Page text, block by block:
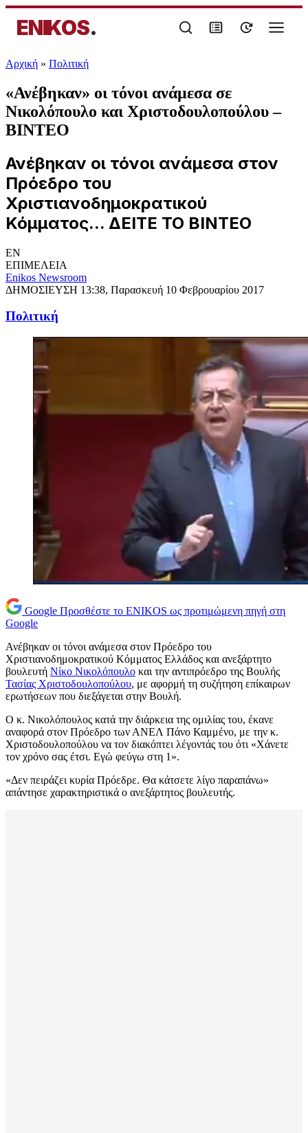
ENIKOS.
Αρχική » Πολιτική
«Ανέβηκαν» οι τόνοι ανάμεσα σε
Νικολόπουλο και Χριστοδουλοπούλου –
ΒΙΝΤΕΟ
Ανέβηκαν οι τόνοι ανάμεσα στον
Πρόεδρο του
Χριστιανοδημοκρατικού
Κόμματος... ΔΕΙΤΕ ΤΟ ΒΙΝΤΕΟ
EN
ΕΠΙΜΕΛΕΙΑ
Enikos Newsroom
ΔΗΜΟΣΙΕΥΣΗ 13:38, Παρασκευή 10 Φεβρουαρίου 2017
Πολιτική
Google Προσθέστε το ENIKOS ως προτιμώμενη πηγή στη
Google
Ανέβηκαν οι τόνοι ανάμεσα στον Πρόεδρο του
Χριστιανοδημοκρατικού Κόμματος Ελλάδος και ανεξάρτητο
βουλευτή Νίκο Νικολόπουλο και την αντιπρόεδρο της Βουλής
Τασίας Χριστοδουλοπούλου, με αφορμή τη συζήτηση επίκαιρων
ερωτήσεων που διεξάγεται στην Βουλή.
Ο κ. Νικολόπουλος κατά την διάρκεια της ομιλίας του, έκανε
αναφορά στον Πρόεδρο των ΑΝΕΛ Πάνο Καμμένο, με την κ.
Χριστοδουλοπούλου να τον διακόπτει λέγοντάς του ότι «Χάνετε
τον χρόνο σας έτσι. Εγώ φεύγω στη 1».
«Δεν πειράζει κυρία Πρόεδρε. Θα κάτσετε λίγο παραπάνω»
απάντησε χαρακτηριστικά ο ανεξάρτητος βουλευτής.